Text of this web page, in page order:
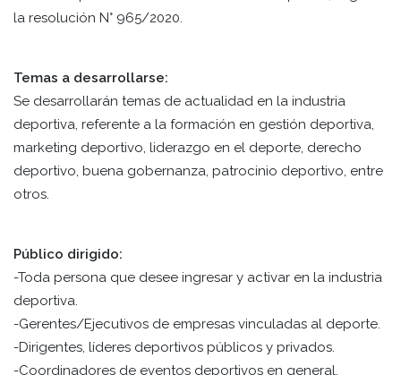
la resolución N° 965/2020.
Temas a desarrollarse:
Se desarrollarán temas de actualidad en la industria
deportiva, referente a la formación en gestión deportiva,
marketing deportivo, liderazgo en el deporte, derecho
deportivo, buena gobernanza, patrocinio deportivo, entre
otros.
Público dirigido:
-Toda persona que desee ingresar y activar en la industria
deportiva.
-Gerentes/Ejecutivos de empresas vinculadas al deporte.
-Dirigentes, líderes deportivos públicos y privados.
-Coordinadores de eventos deportivos en general.